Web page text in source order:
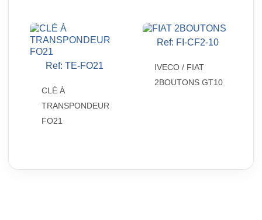
 Aperçu rapide
Ref: TE-FO21
CLÉ À
TRANSPONDEUR
FO21
 Aperçu rapide
Ref: FI-CF2-10
IVECO / FIAT
2BOUTONS GT10